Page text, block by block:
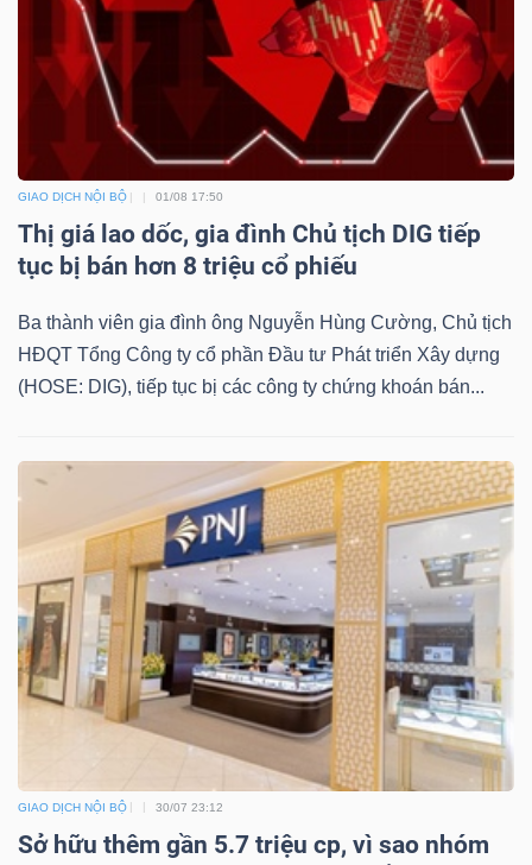
GIAO DỊCH NỘI BỘ 01/08 17:50
Thị giá lao dốc, gia đình Chủ tịch DIG tiếp
tục bị bán hơn 8 triệu cổ phiếu
Ba thành viên gia đình ông Nguyễn Hùng Cường, Chủ tịch
HĐQT Tổng Công ty cổ phần Đầu tư Phát triển Xây dựng
(HOSE: DIG), tiếp tục bị các công ty chứng khoán bán...
GIAO DỊCH NỘI BỘ 30/07 23:12
Sở hữu thêm gần 5.7 triệu cp, vì sao nhóm
Truyền
thông
tài
liệu
chính